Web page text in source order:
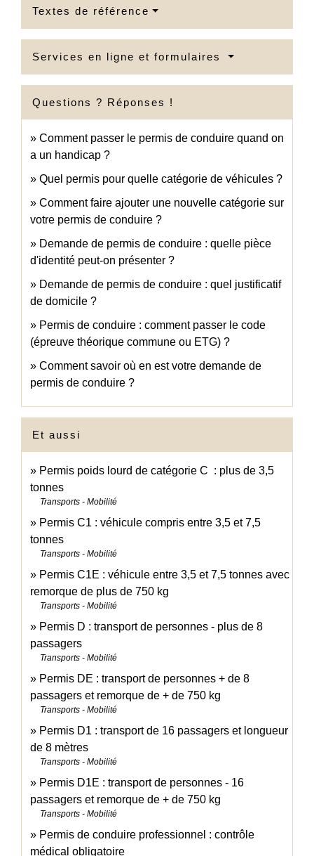
Textes de référence
Services en ligne et formulaires
Questions ? Réponses !
Comment passer le permis de conduire quand on
a un handicap ?
Quel permis pour quelle catégorie de véhicules ?
Comment faire ajouter une nouvelle catégorie sur
votre permis de conduire ?
Demande de permis de conduire : quelle pièce
d'identité peut-on présenter ?
Demande de permis de conduire : quel justificatif
de domicile ?
Permis de conduire : comment passer le code
(épreuve théorique commune ou ETG) ?
Comment savoir où en est votre demande de
permis de conduire ?
Et aussi
Permis poids lourd de catégorie C : plus de 3,5
tonnes
Transports - Mobilité
Permis C1 : véhicule compris entre 3,5 et 7,5
tonnes
Transports - Mobilité
Permis C1E : véhicule entre 3,5 et 7,5 tonnes avec
remorque de plus de 750 kg
Transports - Mobilité
Permis D : transport de personnes - plus de 8
passagers
Transports - Mobilité
Permis DE : transport de personnes + de 8
passagers et remorque de + de 750 kg
Transports - Mobilité
Permis D1 : transport de 16 passagers et longueur
de 8 mètres
Transports - Mobilité
Permis D1E : transport de personnes - 16
passagers et remorque de + de 750 kg
Transports - Mobilité
Permis de conduire professionnel : contrôle
médical obligatoire